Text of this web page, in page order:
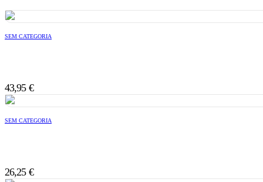
SEM CATEGORIA
43,95 €
SEM CATEGORIA
26,25 €